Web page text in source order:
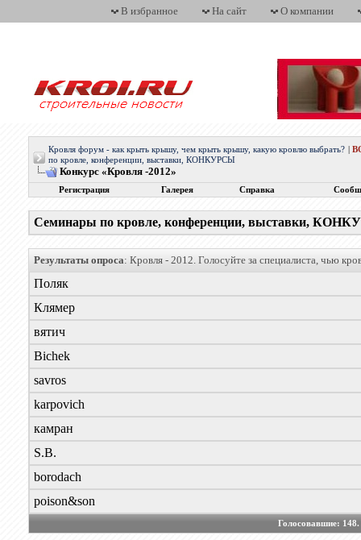
В избранное На сайт О компании
Кровля форум - как крыть крышу, чем крыть крышу, какую кровлю выбрать?
по кровле, конференции, выставки, КОНКУРСЫ
Конкурс «Кровля -2012»
Регистрация Галерея Справка
Семинары по кровле, конференции, выставки,
Результаты опроса: Кровля - 2012. Голосуйте за специалиста, чью
Поляк
Клямер
вятич
Bichek
savros
karpovich
камран
S.B.
borodach
poison&son
Голосовавшие: 148.